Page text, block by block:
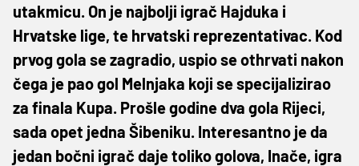
utakmicu. On je najbolji igrač Hajduka i
Hrvatske lige, te hrvatski reprezentativac. Kod
prvog gola se zagradio, uspio se othrvati nakon
čega je pao gol Melnjaka koji se specijalizirao
za finala Kupa. Prošle godine dva gola Rijeci,
sada opet jedna Šibeniku. Interesantno je da
jedan bočni igrač daje toliko golova, Inače, igra